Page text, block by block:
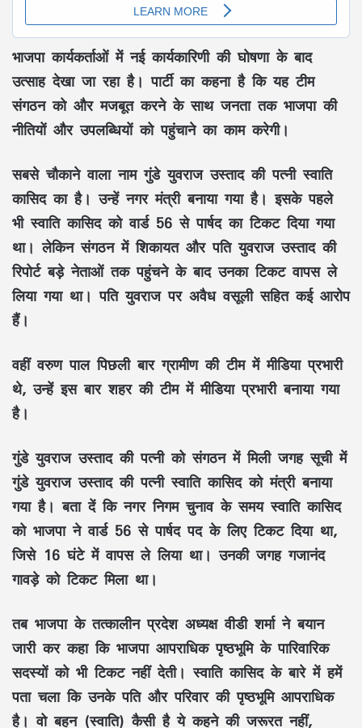
भाजपा कार्यकर्ताओं में नई कार्यकारिणी की घोषणा के बाद
उत्साह देखा जा रहा है। पार्टी का कहना है कि यह टीम
संगठन को और मजबूत करने के साथ जनता तक भाजपा की
नीतियों और उपलब्धियों को पहुंचाने का काम करेगी।
सबसे चौकाने वाला नाम गुंडे युवराज उस्ताद की पत्नी स्वाति
कासिद का है। उन्हें नगर मंत्री बनाया गया है। इसके पहले
भी स्वाति कासिद को वार्ड 56 से पार्षद का टिकट दिया गया
था। लेकिन संगठन में शिकायत और पति युवराज उस्ताद की
रिपोर्ट बड़े नेताओं तक पहुंचने के बाद उनका टिकट वापस ले
लिया गया था। पति युवराज पर अवैध वसूली सहित कई आरोप
हैं।
वहीं वरुण पाल पिछली बार ग्रामीण की टीम में मीडिया प्रभारी
थे, उन्हें इस बार शहर की टीम में मीडिया प्रभारी बनाया गया
है।
गुंडे युवराज उस्ताद कीपत्नी को संगठन में मिली जगह सूची में
गुंडे युवराज उस्ताद की पत्नी स्वाति कासिद को मंत्री बनाया
गया है। बता दें कि नगर निगम चुनाव के समय स्वाति कासिद
को भाजपा ने वार्ड 56 से पार्षद पद के लिए टिकट दिया था,
जिसे 16 घंटे में वापस ले लिया था। उनकी जगह गजानंद
गावड़े को टिकट मिला था।
तब भाजपा के तत्कालीन प्रदेश अध्यक्ष वीडी शर्मा ने बयान
जारी कर कहा कि भाजपा आपराधिक पृष्ठभूमि के पारिवारिक
सदस्यों को भी टिकट नहीं देती। स्वाति कासिद के बारे में हमें
पता चला कि उनके पति और परिवार की पृष्ठभूमि आपराधिक
है। वो बहन (स्वाति) कैसी है ये कहने की जरूरत नहीं,